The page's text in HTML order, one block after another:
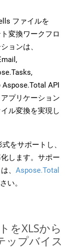
ファイルを
変換ワークフロ
ョンは、
API
プリケーション
ル変換を実現し
をサポートし、
します。サポー
、 Aspose.Total
い。
をXLSから
ップバイス